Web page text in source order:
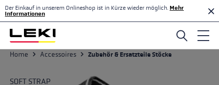
Zum Hauptinhalt springen
Der Einkauf in unserem Onlineshop ist in Kürze wieder möglich. Mehr
Informationen
Home Accessoires Zubehör & Ersatzteile Stöcke
SOFT STRAP